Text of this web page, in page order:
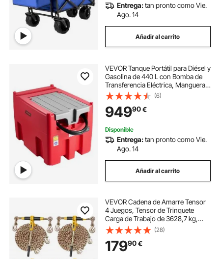
Entrega:tan pronto como Vie.
Ago. 14
Añadir al carrito
VEVOR Tanque Portátil para Diésel y
Gasolina de 440 L con Bomba de
Transferencia Eléctrica, Manguera
de 3,8 m y Boquilla de Repostaje
Automática, Tanque para
Transporte de Combustible, Rojo
(6)
94990€
Disponible
Entrega:tan pronto como Vie.
Ago. 14
Añadir al carrito
VEVOR Cadena de Amarre Tensor
4 Juegos, Tensor de Trinquete
Carga de Trabajo de 3628,7 kg,
Carpeta de Carga con Trinquete
Mango Antideslizante para
Asegurar Cargas, Transporte,
Remolques de Camión
(28)
17990€